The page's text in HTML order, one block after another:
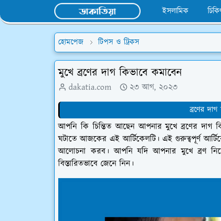
ইসলামিক
হোমপেজ টিপস ও ট্রিকস
মুখে ব্রণের দাগ কিভাবে কমাবেন
dakatia.com ২৩ আগ, ২০২৩
ব্রণের
আপনি কি চিন্তিত আছেন আপনার মুখে ব্রণের দাগ
ঘটাতে আজকের এই আর্টিকেলটি। এই গুরুত্বপূর্ণ
আলোচনা করব। আপনি যদি আপনার মুখে ব্রণ
বিস্তারিতভাবে জেনে নিন।